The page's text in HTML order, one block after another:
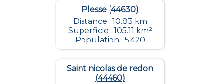
Plesse (44630)
Distance : 10.83 km
Superficie : 105.11 km²
Population : 5 420
Saint nicolas de redon
(44460)